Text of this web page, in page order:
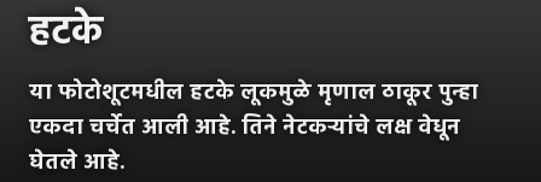
हटके
या फोटोशूटमधील हटके लूकमुळे मृणाल ठाकूर पुन्हा
एकदा चर्चेत आली आहे. तिने नेटकऱ्यांचे लक्ष वेधून
घेतले आहे.